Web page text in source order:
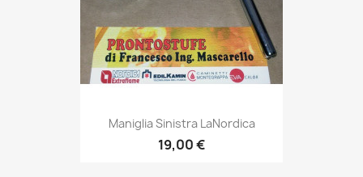
Maniglia Sinistra LaNordica
19,00 €